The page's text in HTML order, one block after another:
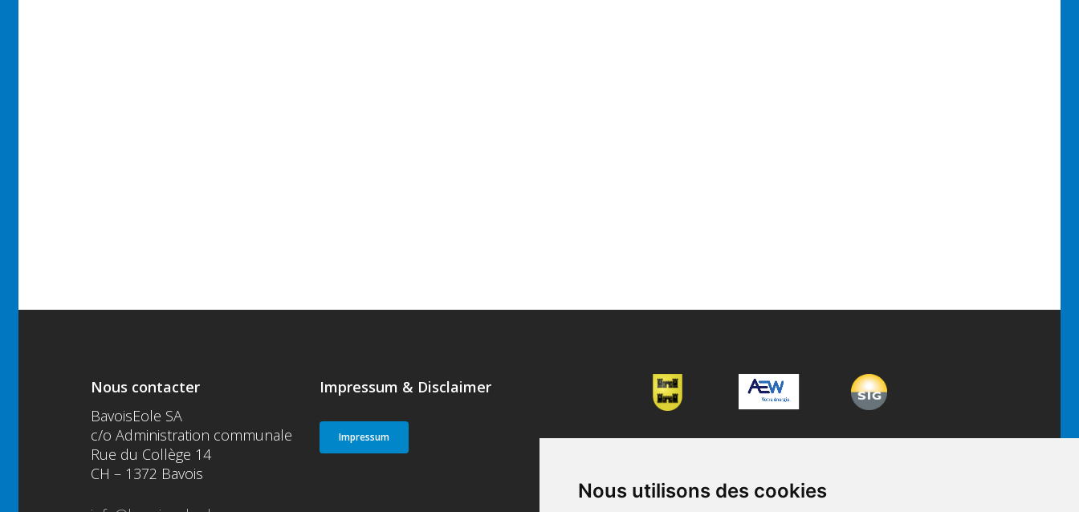
Nous utilisons des cookies
Nous contacter
BavoisEole SA
c/o Administration communale
Rue du Collège 14
CH – 1372 Bavois
Impressum & Disclaimer
Impressum